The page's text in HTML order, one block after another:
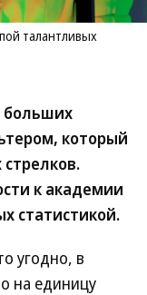
талантливых
больших
который
к академии
статистикой.
угодно, в
на единицу